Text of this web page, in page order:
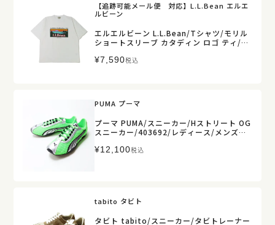
【追跡可能メール便 対応】L.L.Bean エルエ
ルビーン
エルエルビーン L.L.Bean/Tシャツ/モリル
ショートスリーブ カタディン ロゴ ティ/62
¥7,590税込
PUMA プーマ
プーマ PUMA/スニーカー/Hストリート OG
スニーカー/403692/レディース/メンズ
¥12,100税込
tabito タビト
タビト tabito/スニーカー/タビトレーナー